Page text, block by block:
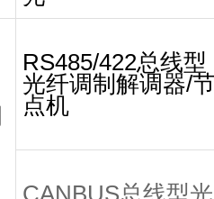
RS485/422总线型
光纤调制解调器/
点机
CANBUS总线型光